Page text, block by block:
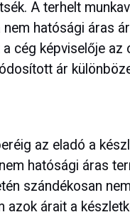
A terhelt
hatósági áras
cég képviselője
ár
az eladó a
hatósági áras
szándékosan
azok árait a